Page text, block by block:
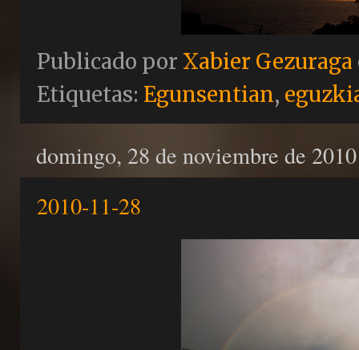
Publicado por Xabier Gezuraga
Etiquetas: Egunsentian,
domingo, 28 de noviembre de 2010
2010-11-28